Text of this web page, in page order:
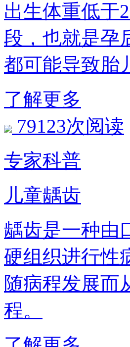
出生体重低于
段，也就是孕
都可能导致胎
了解更多
79123次阅读
专家科普
儿童龋齿
龋齿是一种由
硬组织进行性
随病程发展而
程。